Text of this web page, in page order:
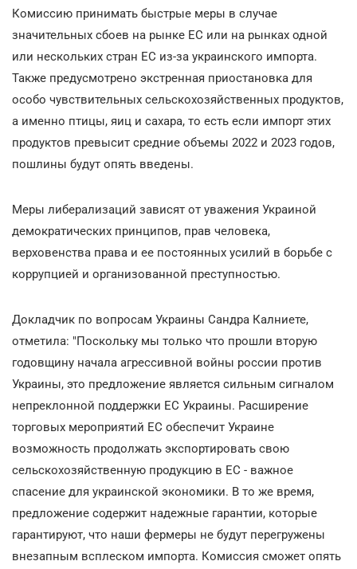
Комиссию принимать быстрые меры в случае
значительных сбоев на рынке ЕС или на рынках одной
или нескольких стран ЕС из-за украинского импорта.
Также предусмотрено экстренная приостановка для
особо чувствительных сельскохозяйственных продуктов,
а именно птицы, яиц и сахара, то есть если импорт этих
продуктов превысит средние объемы 2022 и 2023 годов,
пошлины будут опять введены.
Меры либерализаций зависят от уважения Украиной
демократических принципов, прав человека,
верховенства права и ее постоянных усилий в борьбе с
коррупцией и организованной преступностью.
Докладчик по вопросам Украины Сандра Калниете,
отметила: "Поскольку мы только что прошли вторую
годовщину начала агрессивной войны россии против
Украины, это предложение является сильным сигналом
непреклонной поддержки ЕС Украины. Расширение
торговых мероприятий ЕС обеспечит Украине
возможность продолжать экспортировать свою
сельскохозяйственную продукцию в ЕС - важное
спасение для украинской экономики. В то же время,
предложение содержит надежные гарантии, которые
гарантируют, что наши фермеры не будут перегружены
внезапным всплеском импорта. Комиссия сможет опять